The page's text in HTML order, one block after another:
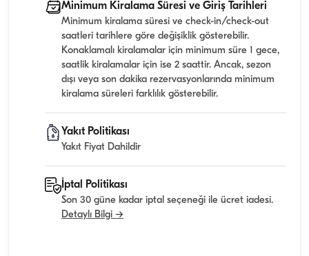
Minimum Kiralama Süresi ve Giriş Tarihleri
Minimum kiralama süresi ve check-in/check-out
saatleri tarihlere göre değişiklik gösterebilir.
Konaklamalı kiralamalar için minimum süre 1 gece,
saatlik kiralamalar için ise 2 saattir. Ancak, sezon
dışı veya son dakika rezervasyonlarında minimum
kiralama süreleri farklılık gösterebilir.
Yakıt Politikası
Yakıt Fiyat Dahildir
İptal Politikası
Son 30 güne kadar iptal seçeneği ile ücret iadesi.
Detaylı Bilgi →